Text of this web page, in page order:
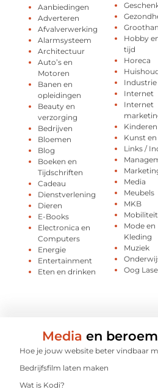
Aanbiedingen
Adverteren
Afvalverwerking
Alarmsysteem
Architectuur
Auto’s en
Motoren
Banen en
opleidingen
Beauty en
verzorging
Bedrijven
Bloemen
Blog
Boeken en
Tijdschriften
Cadeau
Dienstverlening
Dieren
E-Books
Electronica en
Computers
Energie
Entertainment
Eten en drinken
Hobby
tijd
Horeca
Industrie
Internet
Internet
Kinderen
Kunst
Links /
Media
Meubels
MKB
Mobiliteit
Mode en
Kleding
Muziek
Oog
Media en
Hoe je jouw website beter vindbaar
Bedrijfsfilm laten maken
Wat is Kodi?